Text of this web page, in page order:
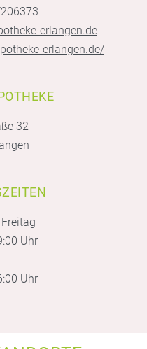
erlangen.de
erlangen.de/
32
Uhr
Uhr